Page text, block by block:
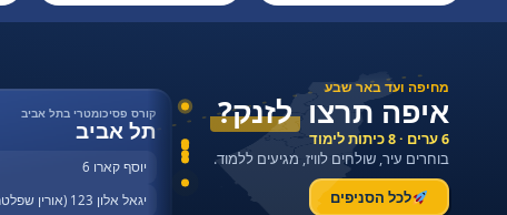
מחיפה ועד באר שבע
איפה תרצו לזנק?
6 ערים · 8 כיתות לימוד
בוחרים עיר, שולחים לוויז, מגיעים ללמוד.
לכל הסניפים
קורס פסיכומטרי בתל אביב
תל אביב
יוסף קארו 6
יגאל אלון 123 (אורין שפלטר)